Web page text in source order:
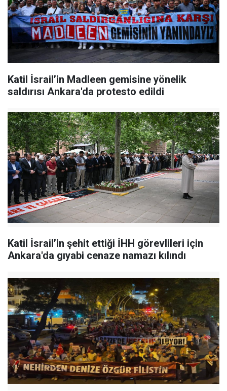
Katil İsrail’in Madleen gemisine yönelik
saldırısı Ankara'da protesto edildi
Katil İsrail’in şehit ettiği İHH görevlileri için
Ankara'da gıyabi cenaze namazı kılındı